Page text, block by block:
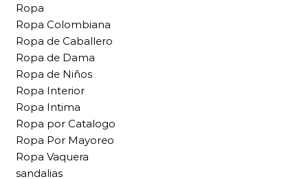
Ropa
Ropa Colombiana
Ropa de Caballero
Ropa de Dama
Ropa de Niños
Ropa Interior
Ropa Intima
Ropa por Catalogo
Ropa Por Mayoreo
Ropa Vaquera
sandalias